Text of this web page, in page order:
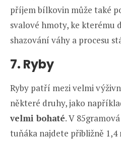
příjem bílkovin může také
svalové hmoty, ke kterému
shazování váhy a procesu
7. Ryby
Ryby patří mezi velmi
některé druhy, jako
velmi bohaté. V
tuňáka najdete přibližně 1,4